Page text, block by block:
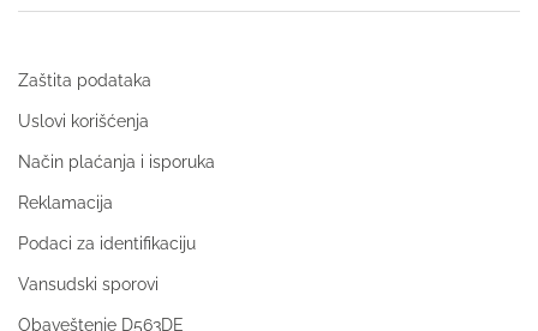
Zaštita podataka
Uslovi korišćenja
Način plaćanja i isporuka
Reklamacija
Podaci za identifikaciju
Vansudski sporovi
Obaveštenje D563DE